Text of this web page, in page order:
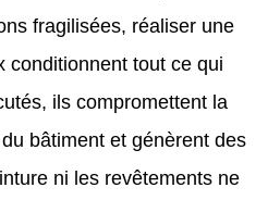
fragilisées, réaliser une
conditionnent tout ce qui
ils compromettent la
bâtiment et génèrent des
ni les revêtements ne